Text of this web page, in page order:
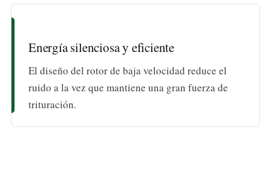
Energía silenciosa y eficiente
El diseño del rotor de baja velocidad reduce el
ruido a la vez que mantiene una gran fuerza de
trituración.